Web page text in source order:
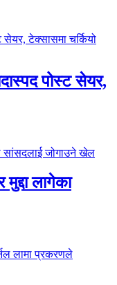
पोस्ट सेयर,
मुद्दा लागेका